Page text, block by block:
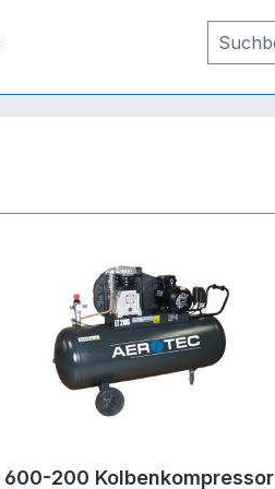
600-200 Kolbenkompressor